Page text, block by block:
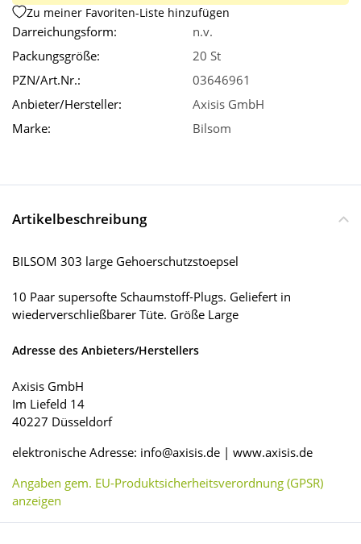
Zu meiner Favoriten-Liste hinzufügen
Darreichungsform:
n.v.
Packungsgröße:
20 St
PZN/Art.Nr.:
03646961
Anbieter/Hersteller:
Axisis GmbH
Marke:
Bilsom
Artikelbeschreibung
BILSOM 303 large Gehoerschutzstoepsel
10 Paar supersofte Schaumstoff-Plugs. Geliefert in
wiederverschließbarer Tüte. Größe Large
Adresse des Anbieters/Herstellers
Axisis GmbH
Im Liefeld 14
40227 Düsseldorf
elektronische Adresse: info@axisis.de | www.axisis.de
Angaben gem. EU-Produktsicherheitsverordnung (GPSR)
anzeigen